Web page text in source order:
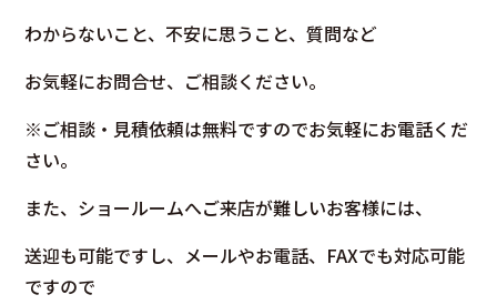
わからないこと、不安に思うこと、質問など
お気軽にお問合せ、ご相談ください。
※ご相談・見積依頼は無料ですのでお気軽にお電話くだ
さい。
また、ショールームへご来店が難しいお客様には、
送迎も可能ですし、メールやお電話、FAXでも対応可能
ですので